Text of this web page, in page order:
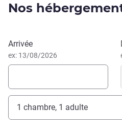
innovations en matière de
Nos
Réserver cet hôtel
Arrivée
ex: 13/08/2026
1 chambre, 1 adulte